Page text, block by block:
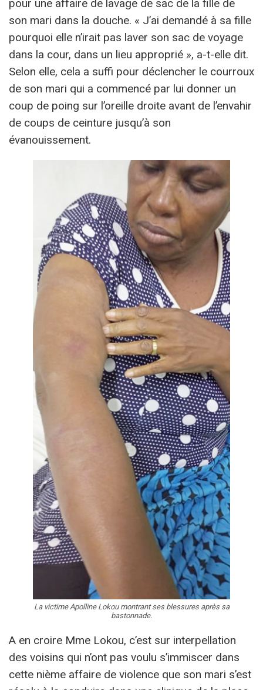
pour une affaire de lavage de sac de la fille de
son mari dans la douche. « J’ai demandé à sa fille
pourquoi elle n’irait pas laver son sac de voyage
dans la cour, dans un lieu approprié », a-t-elle dit.
Selon elle, cela a suffi pour déclencher le courroux
de son mari qui a commencé par lui donner un
coup de poing sur l’oreille droite avant de l’envahir
de coups de ceinture jusqu’à son
évanouissement.
La victime Apolline Lokou montrant ses blessures après sa
bastonnade.
A en croire Mme Lokou, c’est sur interpellation
des voisins qui n’ont pas voulu s’immiscer dans
cette nième affaire de violence que son mari s’est